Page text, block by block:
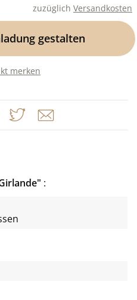
zuzüglich Versandkosten
gestalten
merken